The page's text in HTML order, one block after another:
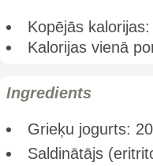
Kopējās
Kalorijas vienā
Ingredients
Grieķu jogurts:
Saldinātājs